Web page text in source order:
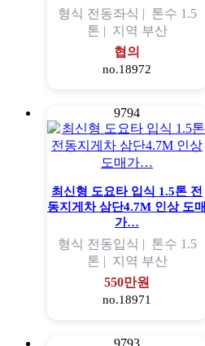
형식 전동좌식 | 톤수 1.5
톤 | 지역 부산
협의
no.18972
9794
최신형 도요타 입식 1.5톤 전
동지게차 삼단4.7M 인상 도매
가…
형식 전동입식 | 톤수 1.5
톤 | 지역 부산
550만원
no.18971